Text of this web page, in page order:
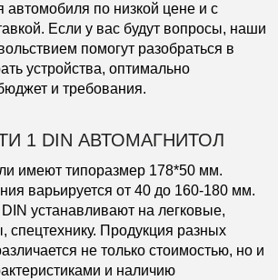
автомобиля по низкой цене и с
Если у вас будут вопросы, наши
помогут разобраться в
устройства, оптимально
и требования.
1 DIN АВТОМАГНИТОЛ
имеют типоразмер 178*50 мм.
варьируется от 40 до 160-180 мм.
устанавливают на легковые,
спецтехнику. Продукция разных
не только стоимостью, но и
и наличию